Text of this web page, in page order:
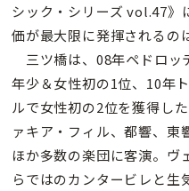
シック・シリーズ vol.47》
価が最大限に発揮されるの
三ツ橋は、08年ペドロッ
年少＆女性初の1位、10年
ルで女性初の2位を獲得し
ァキア・フィル、都響、東
ほか多数の楽団に客演。ヴ
らではのカンタービレと生